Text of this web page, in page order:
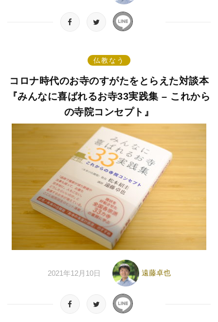
仏教なう
コロナ時代のお寺のすがたをとらえた対談本
『みんなに喜ばれるお寺33実践集 – これから
の寺院コンセプト』
2021年12月10日 遠藤卓也